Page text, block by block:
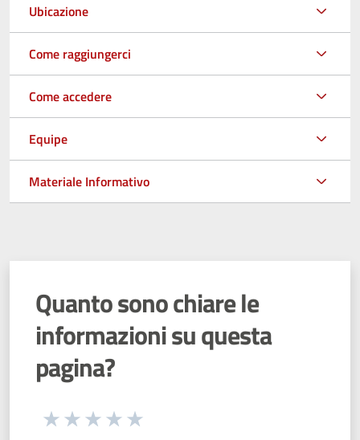
Ubicazione
Come raggiungerci
Come accedere
Equipe
Materiale Informativo
Quanto sono chiare le
informazioni su questa
pagina?
Seleziona una valutazione da 1 a 5 stelle